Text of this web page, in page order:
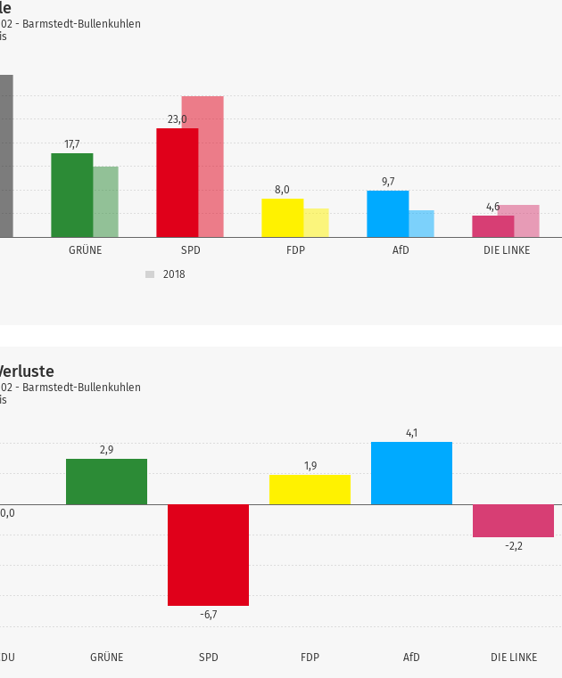
GRÜNE SPD FDP AfD DIE LINKE
17,7
23,0
8,0
9,7
4,6
- Barmstedt-Bullenkuhlen
2018
GRÜNE SPD FDP AfD DIE LINKE
2,9
-6,7
1,9
4,1
-2,2
- Barmstedt-Bullenkuhlen